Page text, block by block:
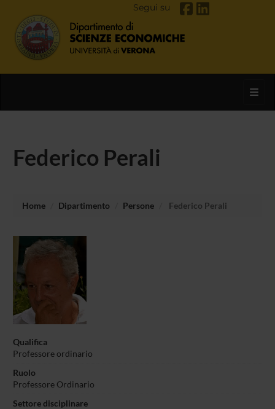
Segui su
Federico Perali
Home Dipartimento Persone Federico Perali
Qualifica
Professore ordinario
Ruolo
Professore Ordinario
Settore disciplinare